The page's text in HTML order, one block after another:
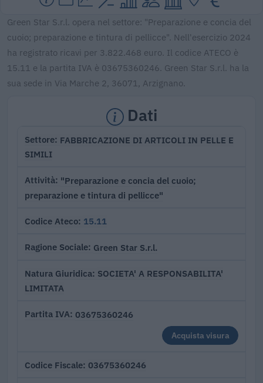
Green Star S.r.l. opera nel settore: "Preparazione e concia del
cuoio; preparazione e tintura di pellicce". Nell'esercizio 2024
ha registrato ricavi per 3.822.468 euro. Il codice ATECO è
15.11 e la partita IVA è 03675360246. Green Star S.r.l. ha la
sua sede in Via Marche 2, 36071, Arzignano.
Dati
Settore FABBRICAZIONE DI ARTICOLI IN PELLE E
SIMILI
Attività "Preparazione e concia del cuoio;
preparazione e tintura di pellicce"
Codice Ateco 15.11
Ragione Sociale Green Star S.r.l.
Natura Giuridica SOCIETA' A RESPONSABILITA'
LIMITATA
Partita IVA 03675360246
Acquista visura
Codice Fiscale 03675360246